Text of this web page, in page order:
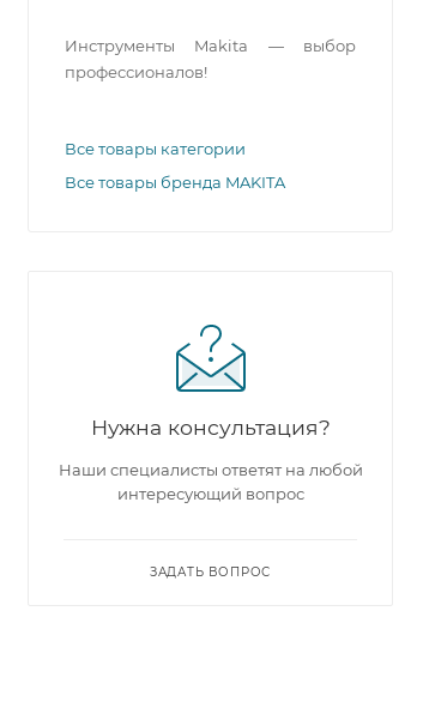
Инструменты Makita — выбор
профессионалов!
Все товары категории
Все товары бренда MAKITA
Нужна консультация?
Наши специалисты ответят на любой
интересующий вопрос
ЗАДАТЬ ВОПРОС